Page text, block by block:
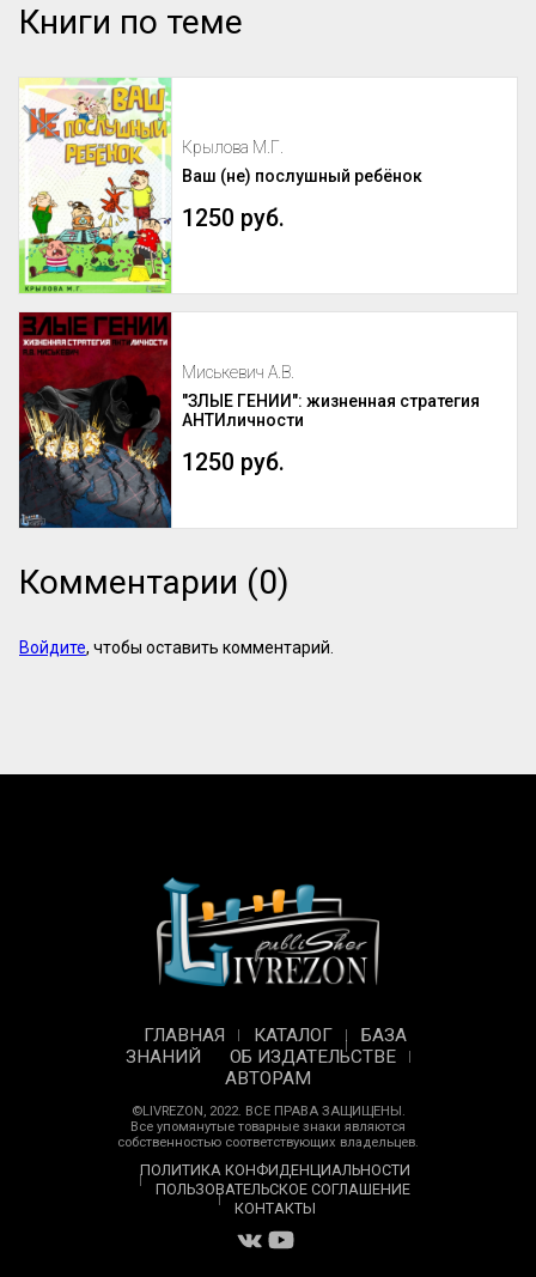
Книги по теме
Крылова М.Г.
Ваш (не) послушный ребёнок
1250 руб.
Миськевич А.В.
"ЗЛЫЕ ГЕНИИ": жизненная стратегия
АНТИличности
1250 руб.
Комментарии (0)
Войдите, чтобы оставить комментарий.
ГЛАВНАЯ КАТАЛОГ
БАЗА
ЗНАНИЙ
ОБ ИЗДАТЕЛЬСТВЕ
АВТОРАМ
©LIVREZON, 2022. ВСЕ ПРАВА ЗАЩИЩЕНЫ.
Все упомянутые товарные знаки являются
собственностью соответствующих владельцев.
ПОЛИТИКА КОНФИДЕНЦИАЛЬНОСТИ
ПОЛЬЗОВАТЕЛЬСКОЕ СОГЛАШЕНИЕ
КОНТАКТЫ